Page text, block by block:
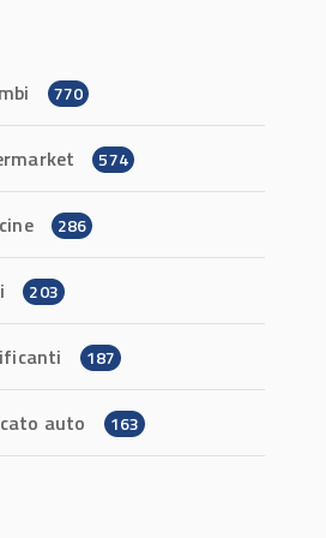
770
574
286
203
187
auto 163